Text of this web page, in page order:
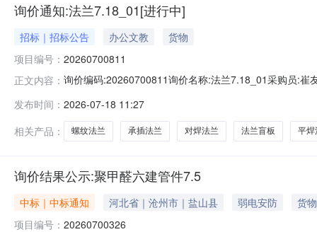
询价通知:法兰7.18_01[进行中]
招标｜招标公告 办公文教
货物
项目编号： 20260700811
正文内容： 询价编码:20260700811询价名称:法兰7.18_01采购员:崔
20#PN2.5DN100RF#HG/T20615片20.00.132026-07-21
发布时间： 2026-07-18 11:27
相关产品：
螺纹法兰 承插法兰 对焊法兰 法兰盲板 平焊
询价结果公示:聚甲醛六建管件7.5
中标｜中标通知 河北省｜沧州市｜盐山县 弱电安防
货物
项目编号： 20260700326